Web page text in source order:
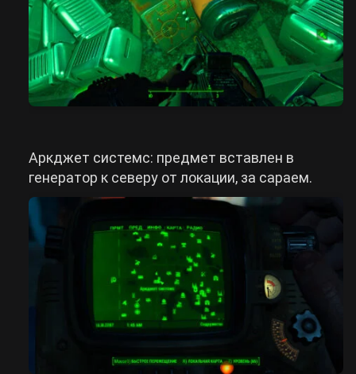
Аркджет системс: предмет вставлен в
генератор к северу от локации, за сараем.